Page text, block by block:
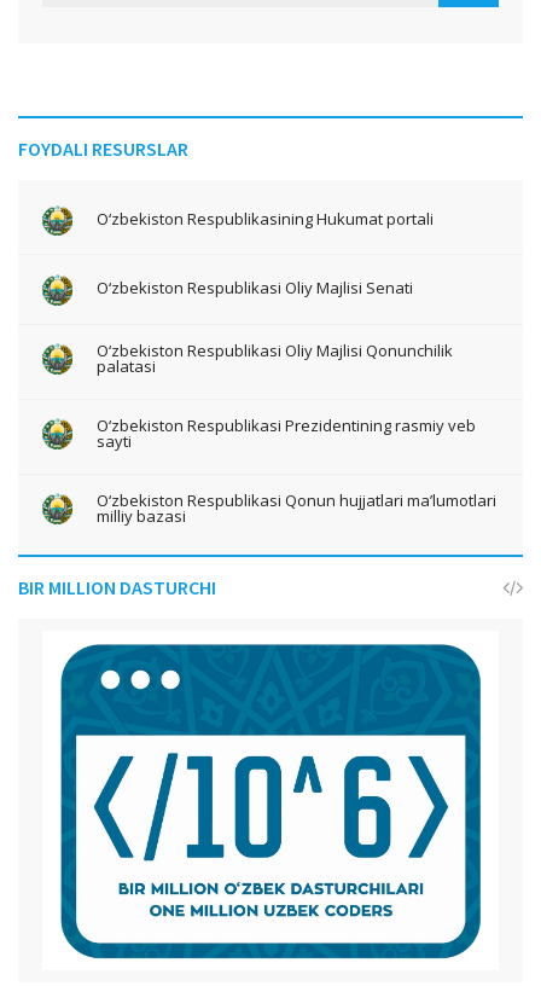
FOYDALI RESURSLAR
O‘zbekiston Respublikasining Hukumat portali
O‘zbekiston Respublikasi Oliy Majlisi Senati
O‘zbekiston Respublikasi Oliy Majlisi Qonunchilik
palatasi
O‘zbekiston Respublikasi Prezidentining rasmiy veb
sayti
O‘zbekiston Respublikasi Qonun hujjatlari ma’lumotlari
milliy bazasi
BIR MILLION DASTURCHI